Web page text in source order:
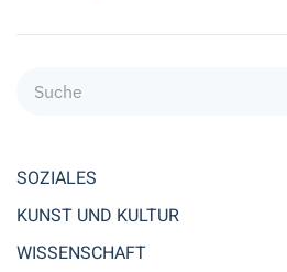
SOZIALES
KUNST UND KULTUR
WISSENSCHAFT